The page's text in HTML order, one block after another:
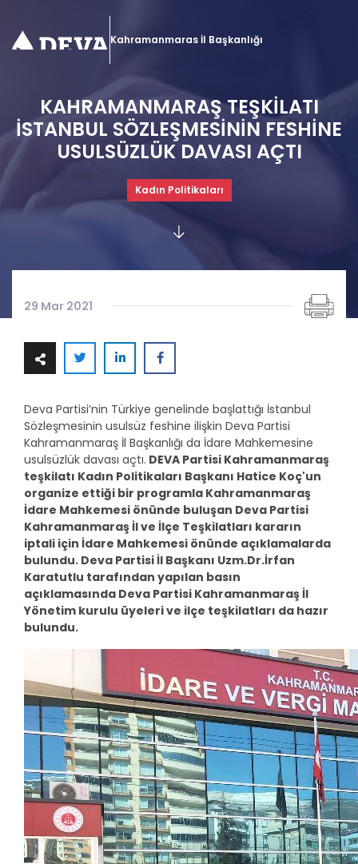
Kahramanmaras İl Başkanlığı
KAHRAMANMARAŞ TEŞKİLATI
İSTANBUL SÖZLEŞMESİNİN FESHİNE
USULSÜZLÜK DAVASI AÇTI
Kadın Politikaları
29 Mar 2021
Deva Partisi’nin Türkiye genelinde başlattığı İstanbul
Sözleşmesinin usulsüz feshine ilişkin Deva Partisi
Kahramanmaraş İl Başkanlığı da İdare Mahkemesine
usulsüzlük davası açtı. DEVA Partisi Kahramanmaraş
teşkilatı Kadın Politikaları Başkanı Hatice Koç'un
organize ettiği bir programla Kahramanmaraş
İdare Mahkemesi önünde buluşan Deva Partisi
Kahramanmaraş İl ve İlçe Teşkilatları kararın
iptali için İdare Mahkemesi önünde açıklamalarda
bulundu. Deva Partisi İl Başkanı Uzm.Dr.İrfan
Karatutlu tarafından yapılan basın
açıklamasında Deva Partisi Kahramanmaraş İl
Yönetim kurulu üyeleri ve ilçe teşkilatları da hazır
bulundu.